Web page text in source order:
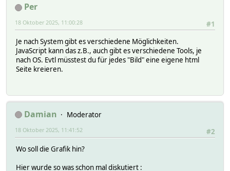
Per
#1
18 Oktober 2025, 11:00:28
Je nach System gibt es verschiedene Möglichkeiten.
JavaScript kann das z.B., auch gibt es verschiedene Tools, je
nach OS. Evtl müsstest du für jedes "Bild" eine eigene html
Seite kreieren.
Damian
Moderator
#2
18 Oktober 2025, 11:41:52
Wo soll die Grafik hin?
Hier wurde so was schon mal diskutiert :